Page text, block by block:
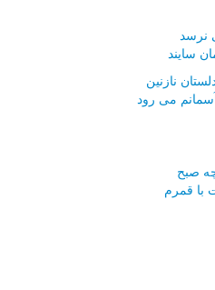
نرسد
سایند
نازنین
می رود
صبح
با قمرم